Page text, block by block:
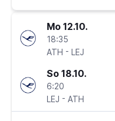
Mo 12.10.
18:35
ATH - LEJ
So 18.10.
6:20
LEJ - ATH